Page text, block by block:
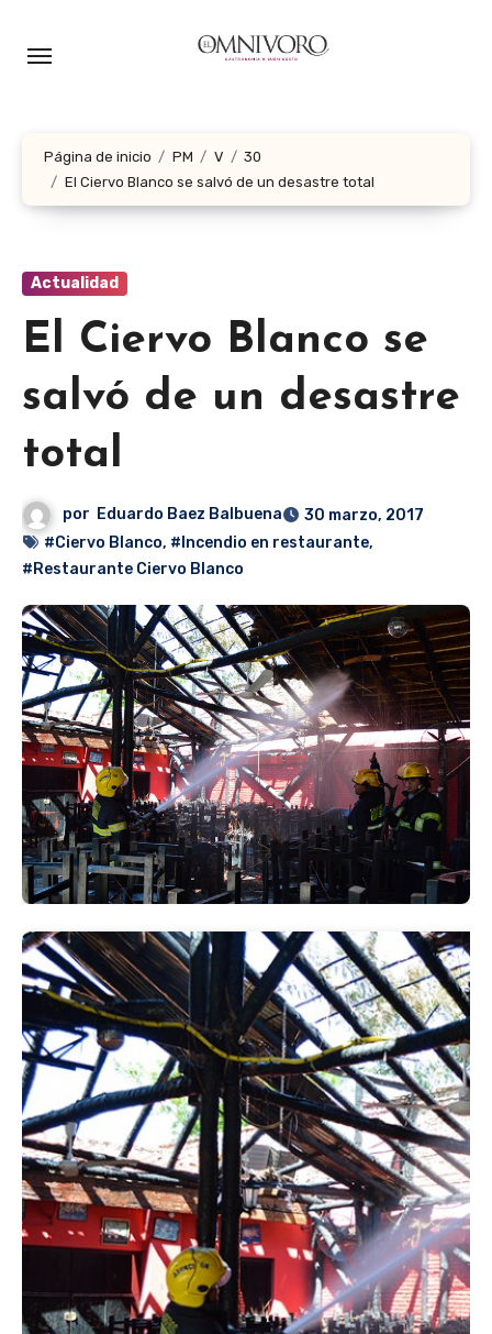
Página de inicio PM V
30
El Ciervo Blanco se salvó de un desastre total
Actualidad
El Ciervo Blanco se
salvó de un desastre
total
por Eduardo Baez Balbuena
30 marzo, 2017
#Ciervo Blanco, #Incendio en restaurante,
#Restaurante Ciervo Blanco